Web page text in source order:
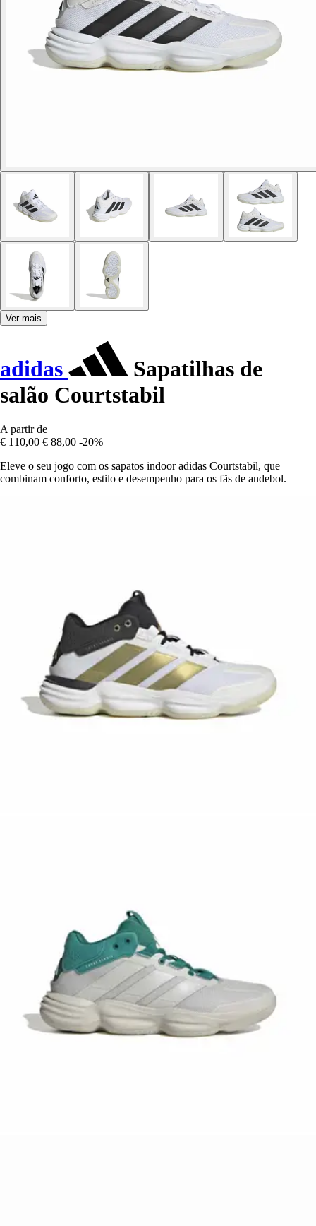
Ver mais
adidas
Sapatilhas de
salão Courtstabil
A partir de
€ 110,00 € 88,00 -20%
Eleve o seu jogo com os sapatos indoor adidas Courtstabil, que
combinam conforto, estilo e desempenho para os fãs de andebol.